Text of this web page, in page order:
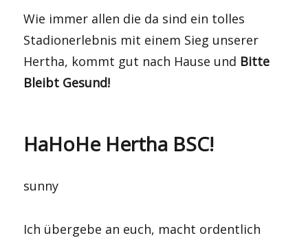
Wie immer allen die da sind ein tolles
Stadionerlebnis mit einem Sieg unserer
Hertha, kommt gut nach Hause und Bitte
Bleibt Gesund!
HaHoHe Hertha BSC!
sunny
Ich übergebe an euch, macht ordentlich